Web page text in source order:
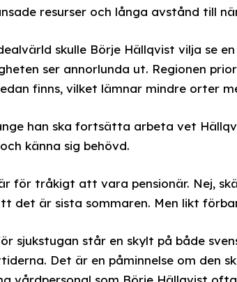
resurser och långa avstånd till
skulle Börje Hällqvist vilja se
ser annorlunda ut. Regionen
finns, vilket lämnar mindre orter
han ska fortsätta arbeta vet
känna sig behövd.
för tråkigt att vara pensionär. Nej,
det är sista sommaren. Men likt
sjukstugan står en skylt på både
Det är en påminnelse om den